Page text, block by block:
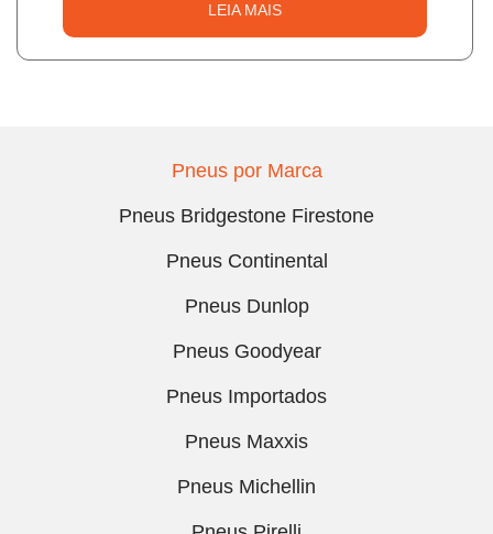
LEIA MAIS
Pneus por Marca
Pneus Bridgestone Firestone
Pneus Continental
Pneus Dunlop
Pneus Goodyear
Pneus Importados
Pneus Maxxis
Pneus Michellin